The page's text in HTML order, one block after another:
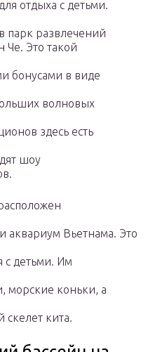
отдыха с детьми.
парк развлечений
Че. Это такой
бонусами в виде
волновых
здесь есть
шоу
аквариум Вьетнама. Это
с детьми. Им
морские коньки, а
кита.